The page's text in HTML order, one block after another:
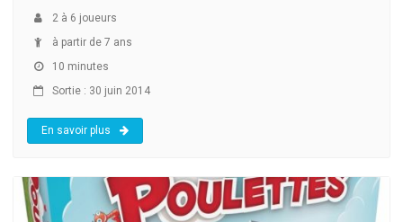
2 à 6 joueurs
à partir de 7 ans
10 minutes
Sortie : 30 juin 2014
En savoir plus